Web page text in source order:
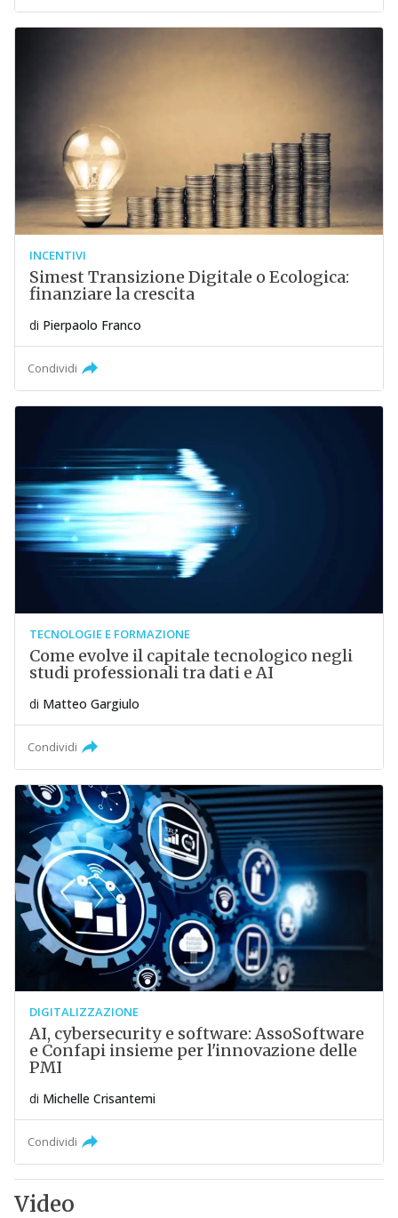
INCENTIVI
Simest Transizione Digitale o Ecologica:
finanziare la crescita
di Pierpaolo Franco
Condividi
TECNOLOGIE E FORMAZIONE
Come evolve il capitale tecnologico negli
studi professionali tra dati e AI
di Matteo Gargiulo
Condividi
DIGITALIZZAZIONE
AI, cybersecurity e software: AssoSoftware
e Confapi insieme per l'innovazione delle
PMI
di Michelle Crisantemi
Condividi
Video